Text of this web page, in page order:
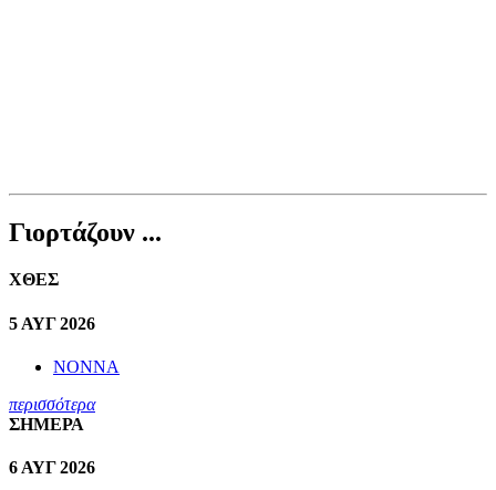
Γιορτάζουν ...
ΧΘΕΣ
5 ΑΥΓ 2026
ΝΟΝΝΑ
περισσότερα
ΣΗΜΕΡΑ
6 ΑΥΓ 2026